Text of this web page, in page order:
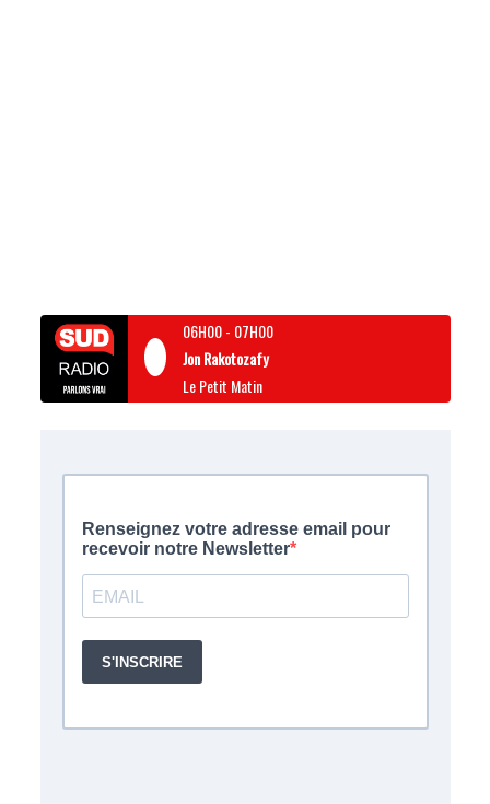
06H00- 07H00
Jon Rakotozafy
Le Petit Matin